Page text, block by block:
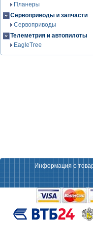
Планеры
Сервоприводы и запчасти
Сервоприводы
Телеметрия и автопилоты
EagleTree
Информация о